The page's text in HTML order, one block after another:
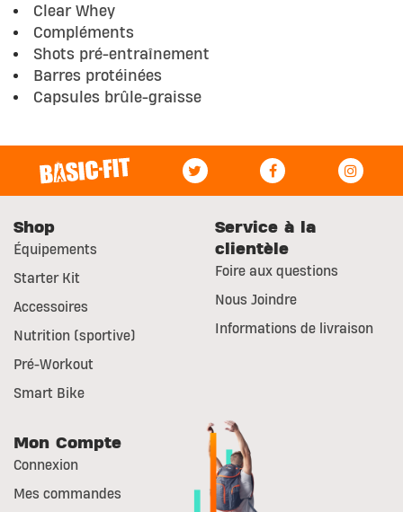
Clear Whey
Compléments
Shots pré-entraînement
Barres protéinées
Capsules brûle-graisse
Shop
Équipements
Starter Kit
Accessoires
Nutrition (sportive)
Pré-Workout
Smart Bike
Service à la
clientèle
Foire aux questions
Nous Joindre
Informations de livraison
Mon Compte
Connexion
Mes commandes